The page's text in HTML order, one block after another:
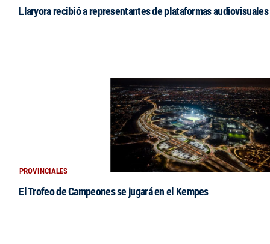
Llaryora recibió a representantes de plataformas
PROVINCIALES
El Trofeo de Campeones se jugará en el Kempes